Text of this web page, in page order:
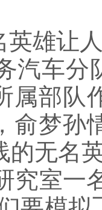
雄让
车分
属部队
俞梦孙
的无名
室一